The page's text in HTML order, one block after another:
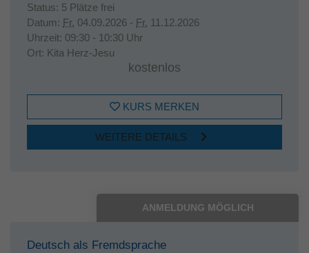
Status: 5 Plätze frei
Datum: Fr. 04.09.2026 - Fr. 11.12.2026
Uhrzeit: 09:30 - 10:30 Uhr
Ort: Kita Herz-Jesu
kostenlos
KURS MERKEN
WEITERE DETAILS
ANMELDUNG MÖGLICH
Deutsch als Fremdsprache